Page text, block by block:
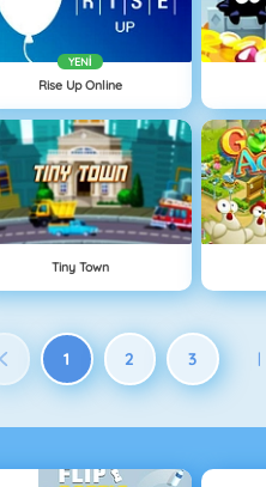
YENI
Rise Up Online
Tiny Town
1 2 3 |